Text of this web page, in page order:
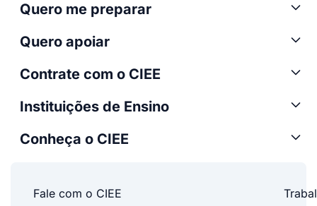
Quero me preparar
Quero apoiar
Contrate com o CIEE
Instituições de Ensino
Conheça o CIEE
Fale com o CIEE